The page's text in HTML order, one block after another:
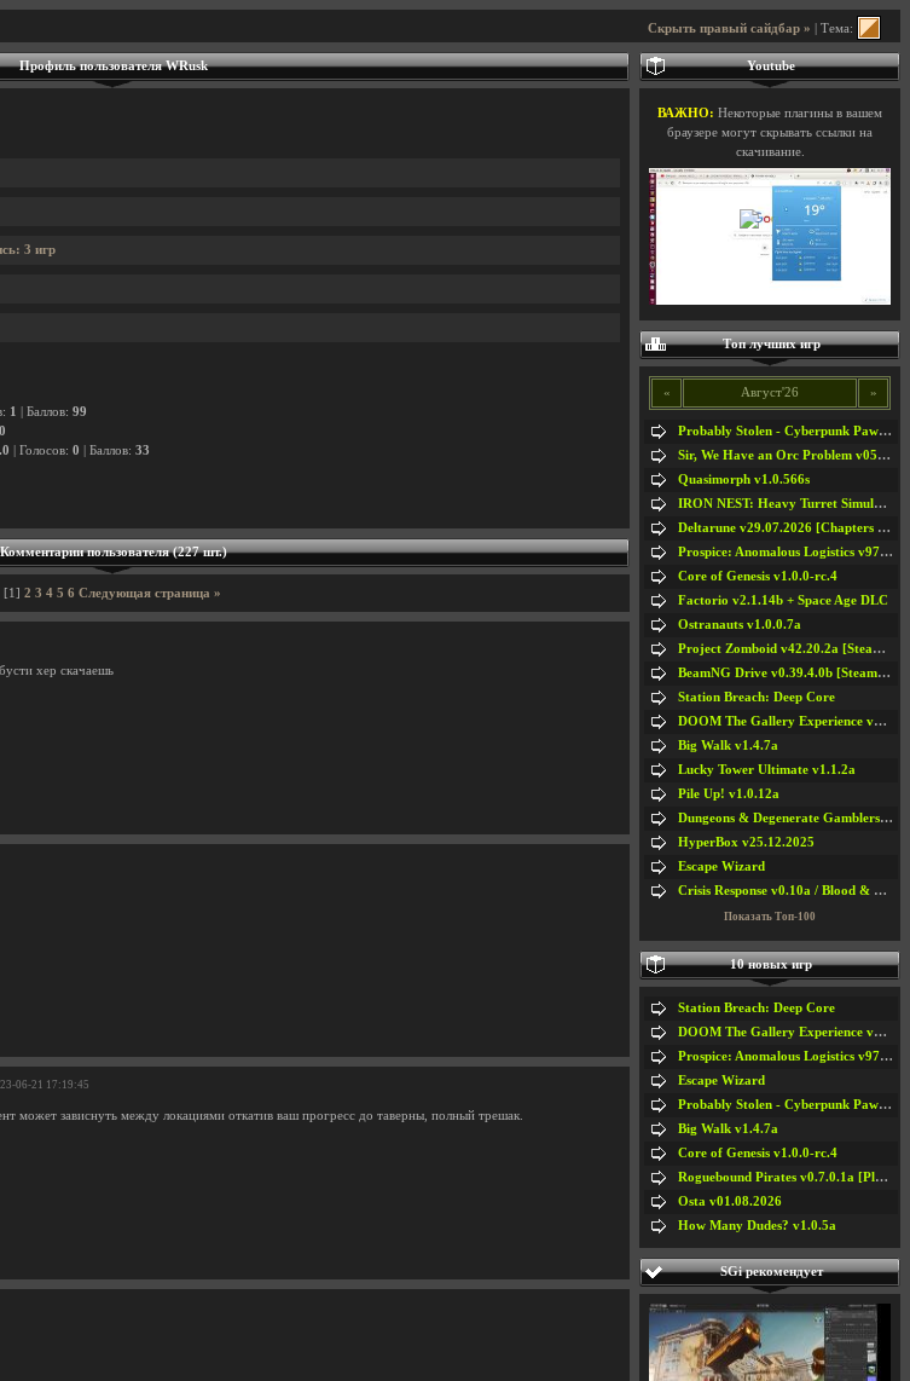
Скрыть правый сайдбар » | Тема:
Профиль пользователя WRusk
3 игр
1 | Баллов: 99
| Голосов: 0 | Баллов: 33
Комментарии пользователя (227 шт.)
[1] 2 3 4 5 6 Следующая страница »
хер скачаешь
06-21 17:19:45
может зависнуть между локациями откатив ваш прогресс до таверны, полный трешак.
Youtube
ВАЖНО: Некоторые плагины в вашем
браузере могут скрывать ссылки на
скачивание.
Топ лучших игр
« Август'26 »
Probably Stolen - Cyberpunk Pawnshop Simulator v048c [Playtest]
Sir, We Have an Orc Problem v05.08.2026
Quasimorph v1.0.566s
IRON NEST: Heavy Turret Simulator v1.0a
Deltarune v29.07.2026 [Chapters 1-5] / + RUS [Chapters 1-5]
Prospice: Anomalous Logistics v97 [Playtest]
Core of Genesis v1.0.0-rc.4
Factorio v2.1.14b + Space Age DLC
Ostranauts v1.0.0.7a
Project Zomboid v42.20.2a [Steam Early Access]
BeamNG Drive v0.39.4.0b [Steam Early Access]
Station Breach: Deep Core
DOOM The Gallery Experience v1.4.2
Big Walk v1.4.7a
Lucky Tower Ultimate v1.1.2a
Pile Up! v1.0.12a
Dungeons & Degenerate Gamblers v2.0.2a
HyperBox v25.12.2025
Escape Wizard
Crisis Response v0.10a / Blood & Bullet
Показать Топ-100
10 новых игр
Station Breach: Deep Core
DOOM The Gallery Experience v1.4.2
Prospice: Anomalous Logistics v97 [Playtest]
Escape Wizard
Probably Stolen - Cyberpunk Pawnshop Simulator v048c [Playtest]
Big Walk v1.4.7a
Core of Genesis v1.0.0-rc.4
Roguebound Pirates v0.7.0.1a [Playtest]
Osta v01.08.2026
How Many Dudes? v1.0.5a
SGi рекомендует